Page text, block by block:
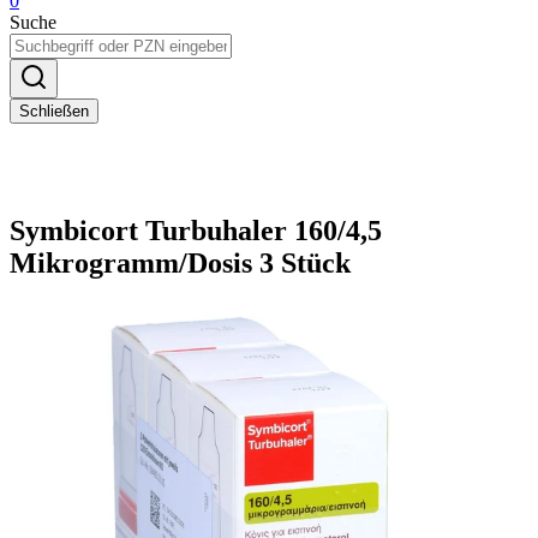
Suche
Schließen
Symbicort Turbuhaler 160/4,5
Mikrogramm/Dosis 3 Stück